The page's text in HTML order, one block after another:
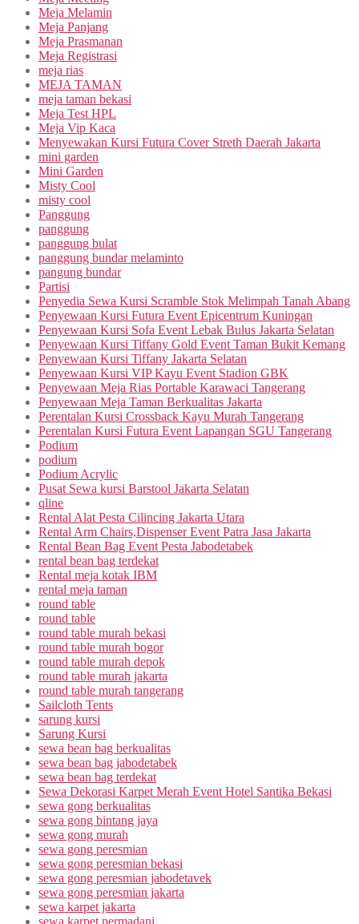
Meja Melamin
Meja Panjang
Meja Prasmanan
Meja Registrasi
meja rias
MEJA TAMAN
meja taman bekasi
Meja Test HPL
Meja Vip Kaca
Menyewakan Kursi Futura Cover Streth Daerah Jakarta
mini garden
Mini Garden
Misty Cool
misty cool
Panggung
panggung
panggung bulat
panggung bundar melaminto
pangung bundar
Partisi
Penyedia Sewa Kursi Scramble Stok Melimpah Tanah Abang
Penyewaan Kursi Futura Event Epicentrum Kuningan
Penyewaan Kursi Sofa Event Lebak Bulus Jakarta Selatan
Penyewaan Kursi Tiffany Gold Event Taman Bukit Kemang
Penyewaan Kursi Tiffany Jakarta Selatan
Penyewaan Kursi VIP Kayu Event Stadion GBK
Penyewaan Meja Rias Portable Karawaci Tangerang
Penyewaan Meja Taman Berkualitas Jakarta
Perentalan Kursi Crossback Kayu Murah Tangerang
Perentalan Kursi Futura Event Lapangan SGU Tangerang
Podium
podium
Podium Acrylic
Pusat Sewa kursi Barstool Jakarta Selatan
qline
Rental Alat Pesta Cilincing Jakarta Utara
Rental Arm Chairs,Dispenser Event Patra Jasa Jakarta
Rental Bean Bag Event Pesta Jabodetabek
rental bean bag terdekat
Rental meja kotak IBM
rental meja taman
round table
round table
round table murah bekasi
round table murah bogor
round table murah depok
round table murah jakarta
round table murah tangerang
Sailcloth Tents
sarung kursi
Sarung Kursi
sewa bean bag berkualitas
sewa bean bag jabodetabek
sewa bean bag terdekat
Sewa Dekorasi Karpet Merah Event Hotel Santika Bekasi
sewa gong berkualitas
sewa gong bintang jaya
sewa gong murah
sewa gong peresmian
sewa gong peresmian bekasi
sewa gong peresmian jabodetavek
sewa gong peresmian jakarta
sewa karpet jakarta
sewa karpet permadani